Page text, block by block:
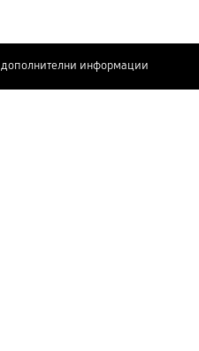
дополнителни информации